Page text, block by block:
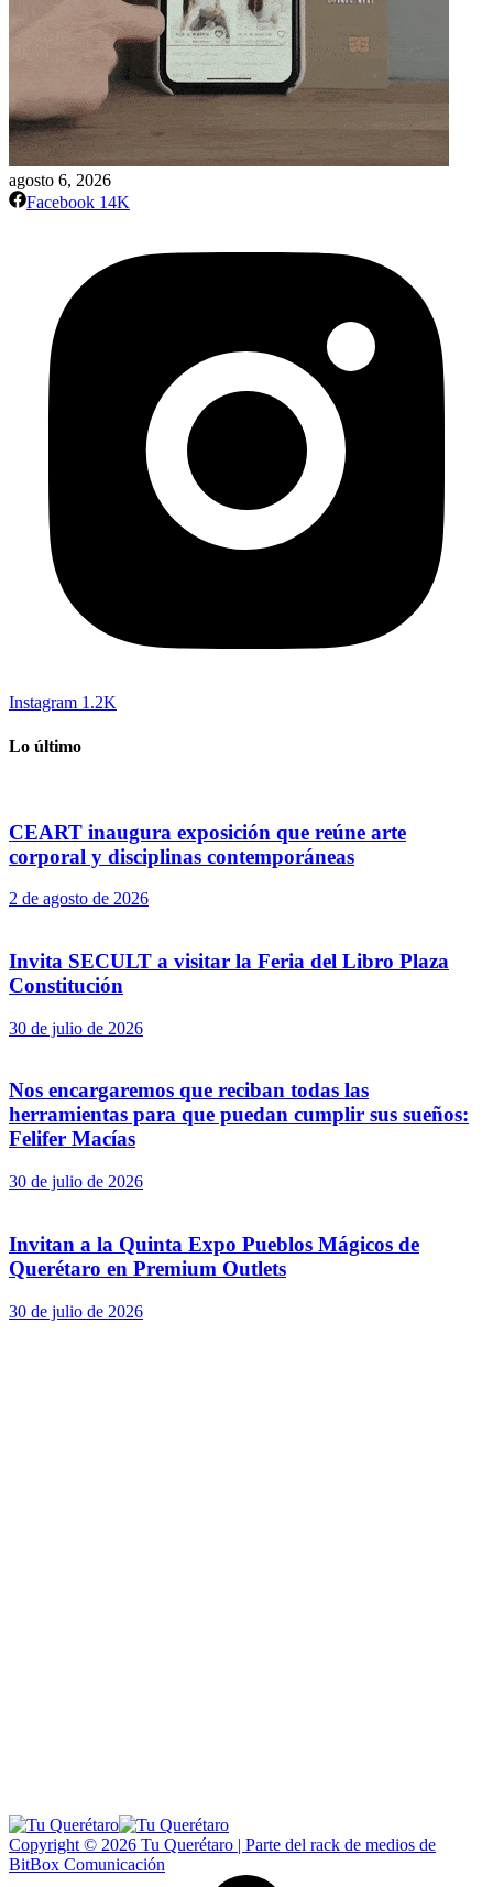
agosto 6, 2026
Facebook 14K
Instagram 1.2K
Lo último
CEART inaugura exposición que reúne arte
corporal y disciplinas contemporáneas
2 de agosto de 2026
Invita SECULT a visitar la Feria del Libro Plaza
Constitución
30 de julio de 2026
Nos encargaremos que reciban todas las
herramientas para que puedan cumplir sus sueños:
Felifer Macías
30 de julio de 2026
Invitan a la Quinta Expo Pueblos Mágicos de
Querétaro en Premium Outlets
30 de julio de 2026
Copyright © 2026 Tu Querétaro | Parte del rack de medios de
BitBox Comunicación